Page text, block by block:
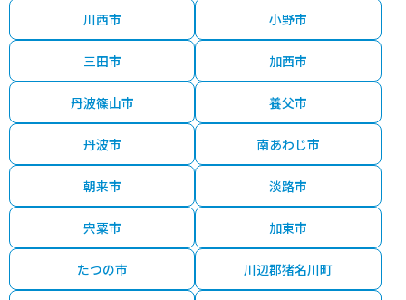
川西市 小野市
三田市 加西市
丹波篠山市 養父市
丹波市 南あわじ市
朝来市 淡路市
宍粟市 加東市
たつの市 川辺郡猪名川町